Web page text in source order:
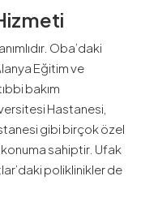
Oba’daki
Eğitim ve
bakım
Hastanesi,
gibi birçok özel
sahiptir. Ufak
poliklinikler de